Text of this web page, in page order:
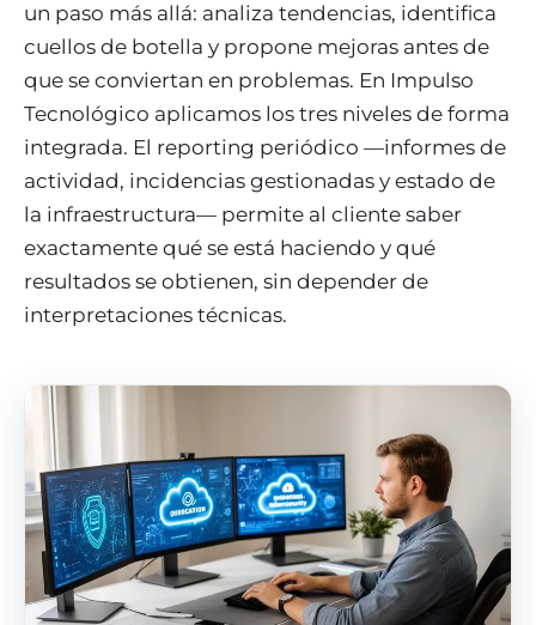
un paso más allá: analiza tendencias, identifica
cuellos de botella y propone mejoras antes de
que se conviertan en problemas. En Impulso
Tecnológico aplicamos los tres niveles de forma
integrada. El reporting periódico —informes de
actividad, incidencias gestionadas y estado de
la infraestructura— permite al cliente saber
exactamente qué se está haciendo y qué
resultados se obtienen, sin depender de
interpretaciones técnicas.